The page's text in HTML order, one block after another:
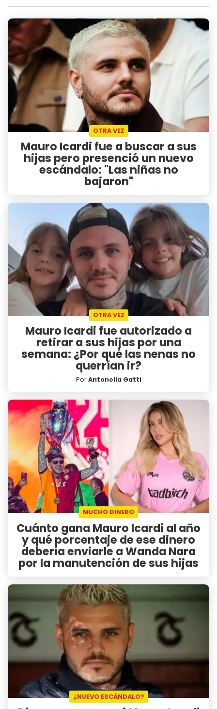
OTRA VEZ
Mauro Icardi fue a buscar a sus
hijas pero presenció un nuevo
escándalo: "Las niñas no
bajaron"
OTRA VEZ
Mauro Icardi fue autorizado a
retirar a sus hijas por una
semana: ¿Por qué las nenas no
querrían ir?
PorAntonella Gatti
MUCHO DINERO
Cuánto gana Mauro Icardi al año
y qué porcentaje de ese dinero
debería enviarle a Wanda Nara
por la manutención de sus hijas
¿NUEVO ESCÁNDALO?